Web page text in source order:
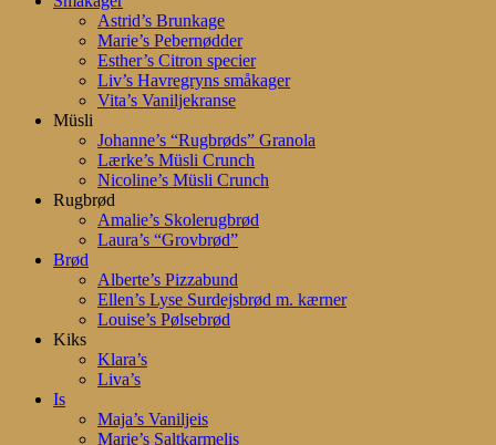
Astrid’s Brunkage
Marie’s Pebernødder
Esther’s Citron specier
Liv’s Havregryns småkager
Vita’s Vaniljekranse
Müsli
Johanne’s “Rugbrøds” Granola
Lærke’s Müsli Crunch
Nicoline’s Müsli Crunch
Rugbrød
Amalie’s Skolerugbrød
Laura’s “Grovbrød”
Brød
Alberte’s Pizzabund
Ellen’s Lyse Surdejsbrød m. kærner
Louise’s Pølsebrød
Kiks
Klara’s
Liva’s
Is
Maja’s Vaniljeis
Marie’s Saltkarmelis